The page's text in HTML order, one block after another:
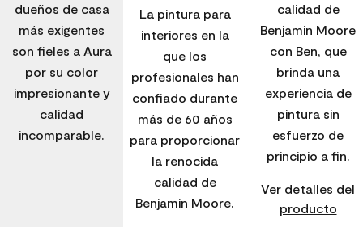
dueños de casa
más exigentes
son fieles a Aura
por su color
impresionante y
calidad
incomparable.
La pintura para
interiores en la
que los
profesionales han
confiado durante
más de 60 años
para proporcionar
la renocida
calidad de
Benjamin Moore.
calidad de
Benjamin Moore
con Ben, que
brinda una
experiencia de
pintura sin
esfuerzo de
principio a fin.
Ver detalles del
producto